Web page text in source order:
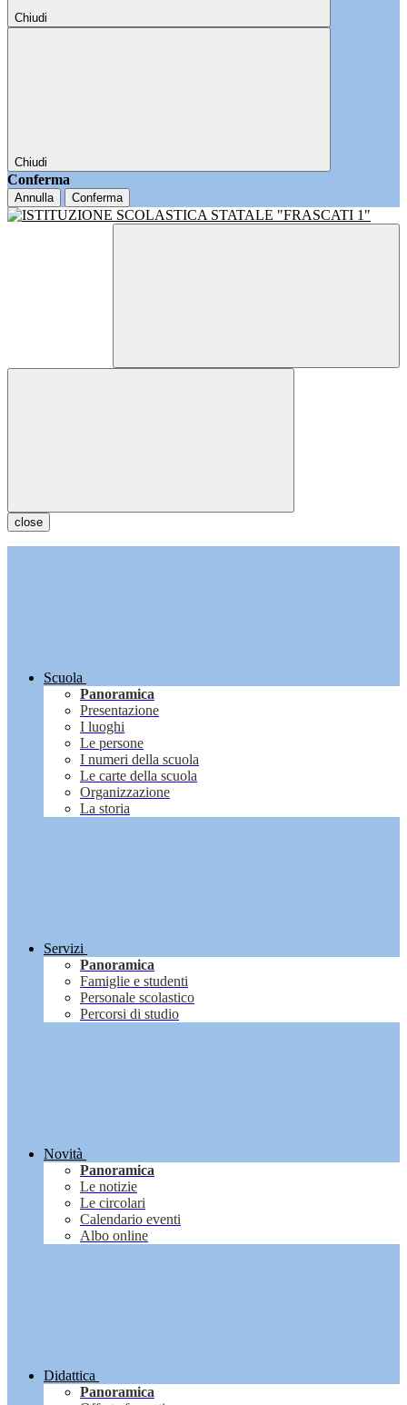
Chiudi
Chiudi
Conferma
Annulla Conferma
close
Scuola
Panoramica
Presentazione
I luoghi
Le persone
I numeri della scuola
Le carte della scuola
Organizzazione
La storia
Servizi
Panoramica
Famiglie e studenti
Personale scolastico
Percorsi di studio
Novità
Panoramica
Le notizie
Le circolari
Calendario eventi
Albo online
Didattica
Panoramica